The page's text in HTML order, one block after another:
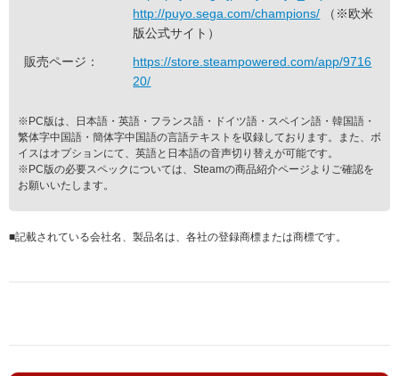
http://puyo.sega.com/champions/ （※欧米
版公式サイト）
販売ページ：
https://store.steampowered.com/app/9716
20/
※PC版は、日本語・英語・フランス語・ドイツ語・スペイン語・韓国語・
繁体字中国語・簡体字中国語の言語テキストを収録しております。また、ボ
イスはオプションにて、英語と日本語の音声切り替えが可能です。
※PC版の必要スペックについては、Steamの商品紹介ページよりご確認を
お願いいたします。
■記載されている会社名、製品名は、各社の登録商標または商標です。